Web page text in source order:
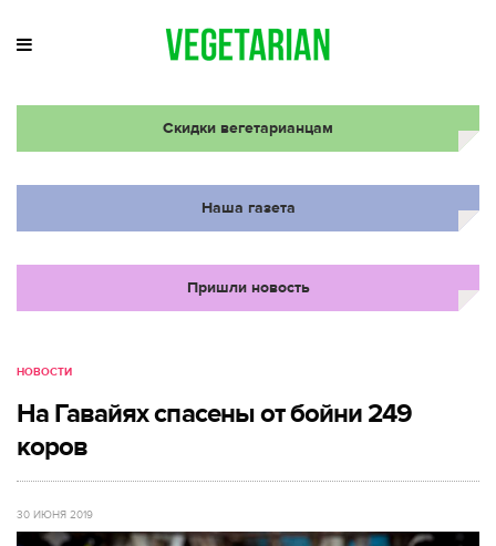
Скидки вегетарианцам
Наша газета
Пришли новость
НОВОСТИ
На Гавайях спасены от бойни 249
коров
30 ИЮНЯ 2019